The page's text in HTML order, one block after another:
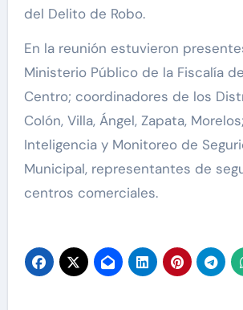
del Delito de Robo.
En la reunión estuvieron
Ministerio Público de la Fiscalía
Centro; coordinadores de los
Colón, Villa, Ángel, Zapata,
Inteligencia y Monitoreo de
Municipal, representantes de
centros comerciales.